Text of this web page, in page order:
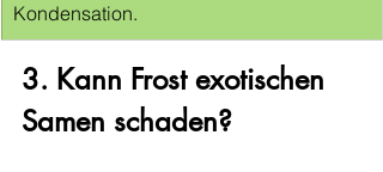
Kondensation.
3. Kann Frost exotischen
Samen schaden?